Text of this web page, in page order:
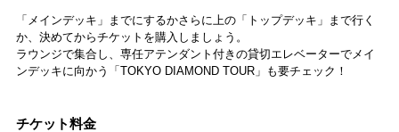
「メインデッキ」までにするかさらに上の「トップデッキ」まで行く
か、決めてからチケットを購入しましょう。
ラウンジで集合し、専任アテンダント付きの貸切エレベーターでメイ
ンデッキに向かう「TOKYO DIAMOND TOUR」も要チェック！
チケット料金